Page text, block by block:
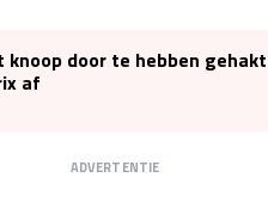
knoop door te hebben
af
ADVERTENTIE